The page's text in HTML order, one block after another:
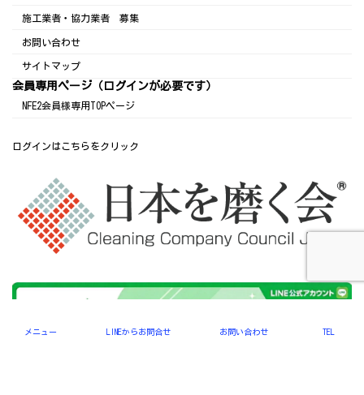
施工業者・協力業者 募集
お問い合わせ
サイトマップ
会員専用ページ（ログインが必要です）
NFE2会員様専用TOPページ
ログインはこちらをクリック
メニュー LINEからお問合せ お問い合わせ TEL